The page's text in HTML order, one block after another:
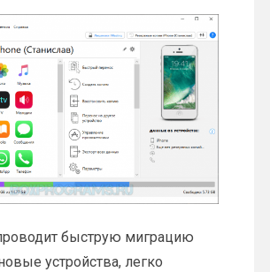
быструю миграцию
устройства, легко